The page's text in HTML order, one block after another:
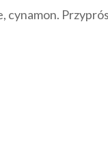
cynamon.